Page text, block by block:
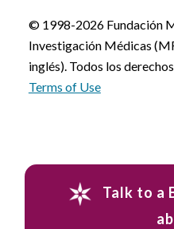
© 1998-2026 Fundación
Investigación Médicas
inglés). Todos los
Terms of Use
Talk to a